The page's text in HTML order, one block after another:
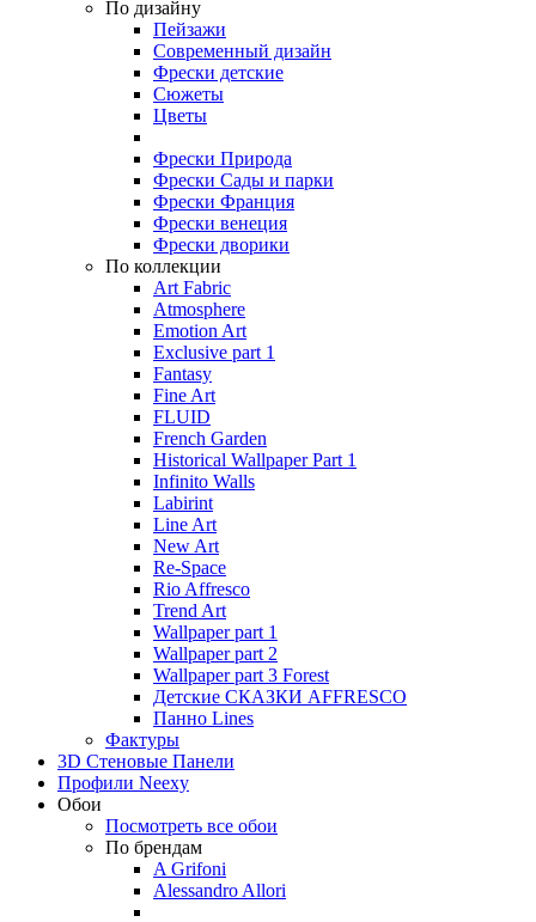
По дизайну
Пейзажи
Современный дизайн
Фрески детские
Сюжеты
Цветы
Фрески Природа
Фрески Сады и парки
Фрески Франция
Фрески венеция
Фрески дворики
По коллекции
Art Fabric
Atmosphere
Emotion Art
Exclusive part 1
Fantasy
Fine Art
FLUID
French Garden
Historical Wallpaper Part 1
Infinito Walls
Labirint
Line Art
New Art
Re-Space
Rio Affresco
Trend Art
Wallpaper part 1
Wallpaper part 2
Wallpaper part 3 Forest
Детские СКАЗКИ AFFRESCO
Панно Lines
Фактуры
3D Стеновые Панели
Профили Neexy
Обои
Посмотреть все обои
По брендам
A Grifoni
Alessandro Allori